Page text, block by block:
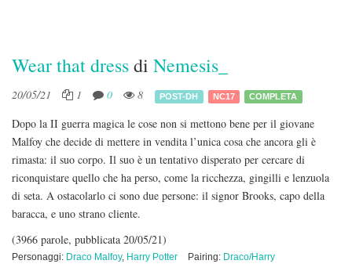
Wear that dressdi Nemesis_
20/05/21 1 0 8 POST-DH NC17 COMPLETA
Dopo la II guerra magica le cose non si mettono bene per il giovane
Malfoy che decide di mettere in vendita l’unica cosa che ancora gli è
rimasta: il suo corpo. Il suo è un tentativo disperato per cercare di
riconquistare quello che ha perso, come la ricchezza, gingilli e lenzuola
di seta. A ostacolarlo ci sono due persone: il signor Brooks, capo della
baracca, e uno strano cliente.
(3966 parole, pubblicata 20/05/21)
Personaggi: Draco Malfoy, Harry Potter Pairing: Draco/Harry